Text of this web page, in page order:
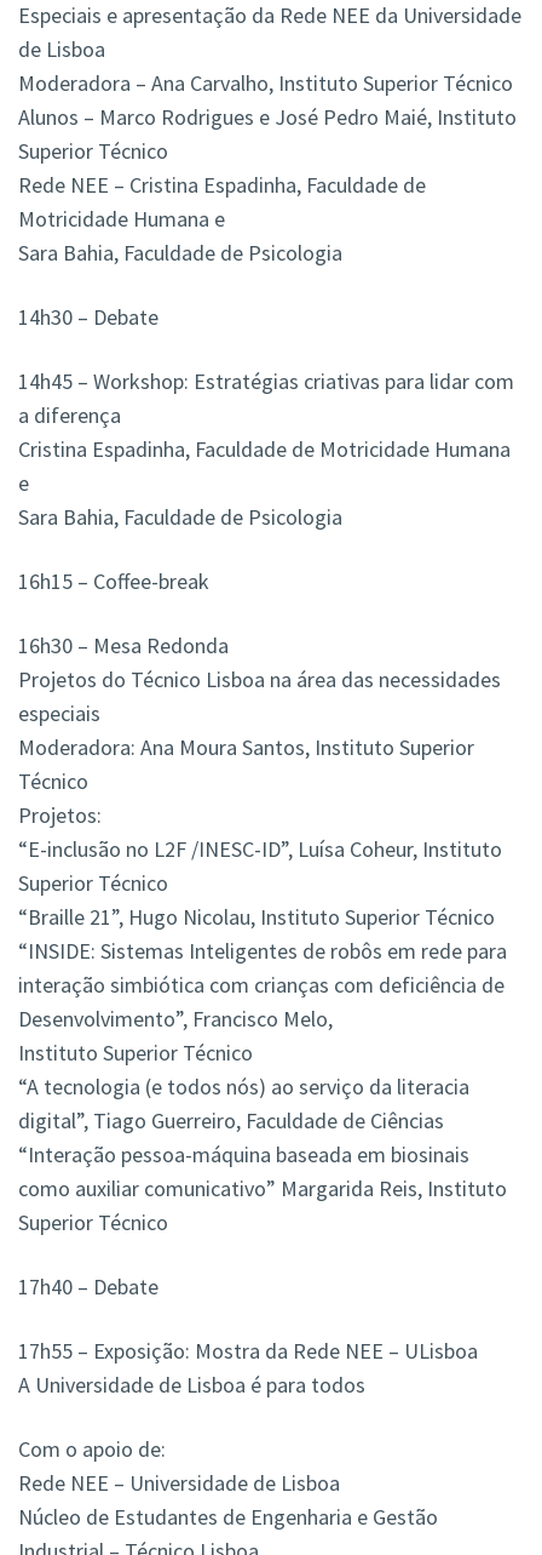
Especiais e apresentação da Rede NEE da Universidade
de Lisboa
Moderadora – Ana Carvalho, Instituto Superior Técnico
Alunos – Marco Rodrigues e José Pedro Maié, Instituto
Superior Técnico
Rede NEE – Cristina Espadinha, Faculdade de
Motricidade Humana e
Sara Bahia, Faculdade de Psicologia
14h30 – Debate
14h45 – Workshop: Estratégias criativas para lidar com
a diferença
Cristina Espadinha, Faculdade de Motricidade Humana
e
Sara Bahia, Faculdade de Psicologia
16h15 – Coffee-break
16h30 – Mesa Redonda
Projetos do Técnico Lisboa na área das necessidades
especiais
Moderadora: Ana Moura Santos, Instituto Superior
Técnico
Projetos:
“E-inclusão no L2F /INESC-ID”, Luísa Coheur, Instituto
Superior Técnico
“Braille 21”, Hugo Nicolau, Instituto Superior Técnico
“INSIDE: Sistemas Inteligentes de robôs em rede para
interação simbiótica com crianças com deficiência de
Desenvolvimento”, Francisco Melo,
Instituto Superior Técnico
“A tecnologia (e todos nós) ao serviço da literacia
digital”, Tiago Guerreiro, Faculdade de Ciências
“Interação pessoa-máquina baseada em biosinais
como auxiliar comunicativo” Margarida Reis, Instituto
Superior Técnico
17h40 – Debate
17h55 – Exposição: Mostra da Rede NEE – ULisboa
A Universidade de Lisboa é para todos
Com o apoio de:
Rede NEE – Universidade de Lisboa
Núcleo de Estudantes de Engenharia e Gestão